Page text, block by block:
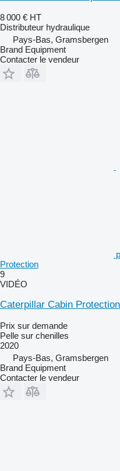
8 000 € HT
Distributeur hydraulique
Pays-Bas, Gramsbergen
Brand Equipment
Contacter le vendeur
Protection
9
VIDÉO
Caterpillar Cabin Protection
Prix sur demande
Pelle sur chenilles
2020
Pays-Bas, Gramsbergen
Brand Equipment
Contacter le vendeur